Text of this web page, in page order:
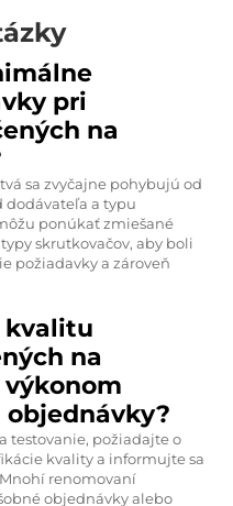
pri
na
sa zvyčajne pohybujú od
dodávateľa a typu
ponúkať zmiešané
skrutkovačov, aby boli
požiadavky a zároveň
kvalitu
na
testovanie, požiadajte o
kvality a informujte sa
renomovaní
objednávky alebo